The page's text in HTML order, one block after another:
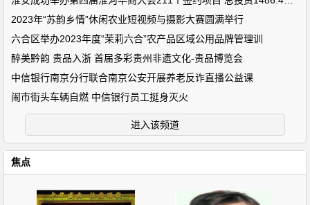
2023年“苏韵乡情”休闲农业短视频与摄影大赛圆满举行
六合区举办2023年度“茉莉六合”农产品区域公用品牌管理训
醉美黔韵 贵品入浙 首届多彩贵州非遗文化-贵品博览会
中信银行南京分行联合南京公安开展养老反诈直播公益课
闹市街头车辆自燃 中信银行员工挺身灭火
进入该频道
焦点